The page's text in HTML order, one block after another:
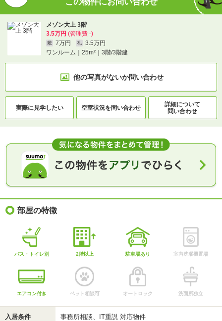
メゾン大上 3階
3.5万円 (管理費 -)
敷 7万円 礼
3.5万円
ワンルーム｜25m²｜3階/3階建
他の写真がないか問い合わせ
実際に見学したい 空室状況を問い合わせ
詳細について
問い合わせ
部屋の特徴
バス・トイレ別 2階以上 駐車場あり 室内洗濯機置場
エアコン付き ペット相談可 オートロック 洗面所独立
入居条件 事務所相談、IT重説 対応物件